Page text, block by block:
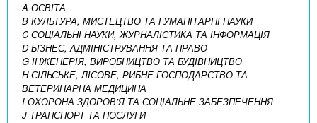
A ОСВІТА
B КУЛЬТУРА, МИСТЕЦТВО ТА ГУМАНІТАРНІ НАУКИ
C СОЦІАЛЬНІ НАУКИ, ЖУРНАЛІСТИКА ТА ІНФОРМАЦІЯ
D БІЗНЕС, АДМІНІСТРУВАННЯ ТА ПРАВО
G ІНЖЕНЕРІЯ, ВИРОБНИЦТВО ТА БУДІВНИЦТВО
H СІЛЬСЬКЕ, ЛІСОВЕ, РИБНЕ ГОСПОДАРСТВО ТА
ВЕТЕРИНАРНА МЕДИЦИНА
I ОХОРОНА ЗДОРОВ’Я ТА СОЦІАЛЬНЕ ЗАБЕЗПЕЧЕННЯ
J ТРАНСПОРТ ТА ПОСЛУГИ